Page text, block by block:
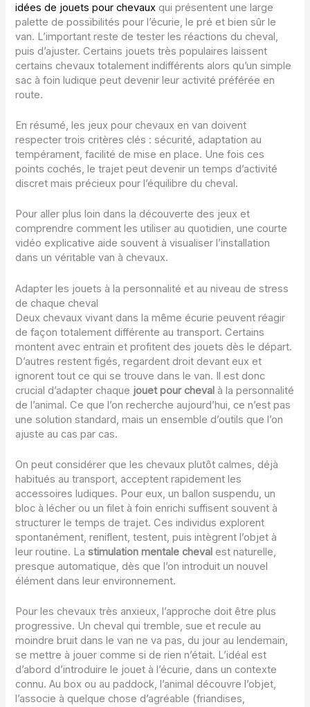
idées de jouets pour chevaux qui présentent une large
palette de possibilités pour l’écurie, le pré et bien sûr le
van. L’important reste de tester les réactions du cheval,
puis d’ajuster. Certains jouets très populaires laissent
certains chevaux totalement indifférents alors qu’un simple
sac à foin ludique peut devenir leur activité préférée en
route.
En résumé, les jeux pour chevaux en van doivent
respecter trois critères clés : sécurité, adaptation au
tempérament, facilité de mise en place. Une fois ces
points cochés, le trajet peut devenir un temps d’activité
discret mais précieux pour l’équilibre du cheval.
Pour aller plus loin dans la découverte des jeux et
comprendre comment les utiliser au quotidien, une courte
vidéo explicative aide souvent à visualiser l’installation
dans un véritable van à chevaux.
Adapter les jouets à la personnalité et au niveau de stress
de chaque cheval
Deux chevaux vivant dans la même écurie peuvent réagir
de façon totalement différente au transport. Certains
montent avec entrain et profitent des jouets dès le départ.
D’autres restent figés, regardent droit devant eux et
ignorent tout ce qui se trouve dans le van. Il est donc
crucial d’adapter chaque jouet pour cheval à la personnalité
de l’animal. Ce que l’on recherche aujourd’hui, ce n’est pas
une solution standard, mais un ensemble d’outils que l’on
ajuste au cas par cas.
On peut considérer que les chevaux plutôt calmes, déjà
habitués au transport, acceptent rapidement les
accessoires ludiques. Pour eux, un ballon suspendu, un
bloc à lécher ou un filet à foin enrichi suffisent souvent à
structurer le temps de trajet. Ces individus explorent
spontanément, reniflent, testent, puis intègrent l’objet à
leur routine. Lastimulation mentale cheval est naturelle,
presque automatique, dès que l’on introduit un nouvel
élément dans leur environnement.
Pour les chevaux très anxieux, l’approche doit être plus
progressive. Un cheval qui tremble, sue et recule au
moindre bruit dans le van ne va pas, du jour au lendemain,
se mettre à jouer comme si de rien n’était. L’idéal est
d’abord d’introduire le jouet à l’écurie, dans un contexte
connu. Au box ou au paddock, l’animal découvre l’objet,
l’associe à quelque chose d’agréable (friandises,